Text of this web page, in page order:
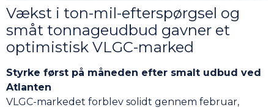
Vækst i ton-mil-efterspørgsel og
småt tonnageudbud gavner et
optimistisk VLGC-marked
Styrke først på måneden efter smalt udbud ved
Atlanten
VLGC-markedet forblev solidt gennem februar,